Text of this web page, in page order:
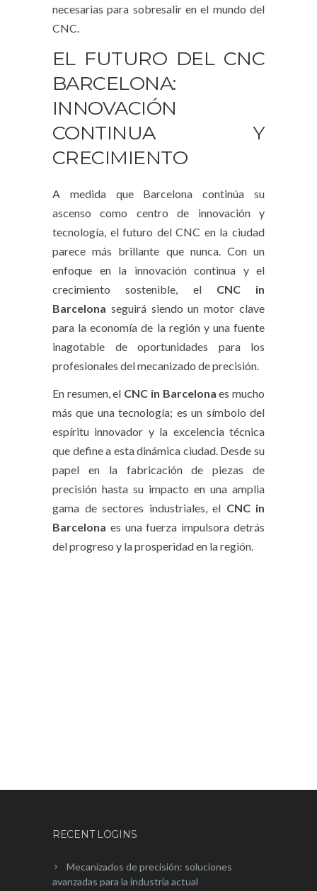
necesarias para sobresalir en el mundo del
CNC.
EL FUTURO DEL CNC
BARCELONA:
INNOVACIÓN
CONTINUA Y
CRECIMIENTO
A medida que Barcelona continúa su
ascenso como centro de innovación y
tecnología, el futuro del CNC en la ciudad
parece más brillante que nunca. Con un
enfoque en la innovación continua y el
crecimiento sostenible, el CNC in
Barcelona seguirá siendo un motor clave
para la economía de la región y una fuente
inagotable de oportunidades para los
profesionales del mecanizado de precisión.
En resumen, el CNC in Barcelona es mucho
más que una tecnología; es un símbolo del
espíritu innovador y la excelencia técnica
que define a esta dinámica ciudad. Desde su
papel en la fabricación de piezas de
precisión hasta su impacto en una amplia
gama de sectores industriales, el CNC in
Barcelona es una fuerza impulsora detrás
del progreso y la prosperidad en la región.
RECENT LOGINS
Mecanizados de precisión: soluciones
avanzadas para la industria actual